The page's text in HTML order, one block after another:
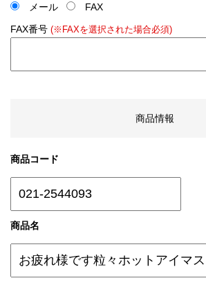
メール
FAX
FAX番号 (※FAXを選択された場合必須)
商品情報
商品コード
商品名